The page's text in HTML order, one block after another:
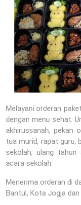
Melayani orderan
dengan menu sehat.
akhirussanah, pekan
tua murid, rapat guru,
sekolah, ulang tahun
acara sekolah.
Menerima orderan di
Bantul, Kota Jogja dan